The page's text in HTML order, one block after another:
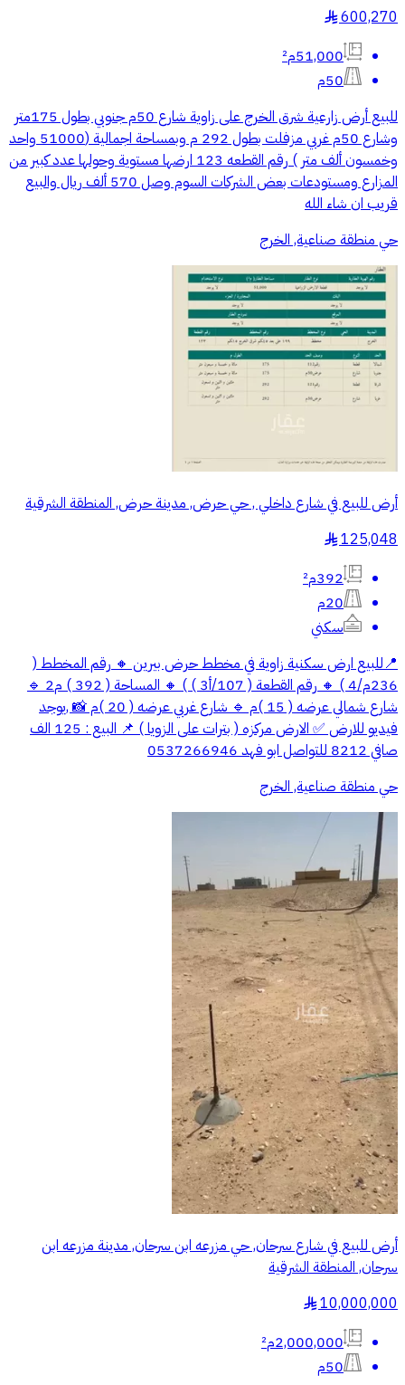
600,270
§
51,000م²
50م
للبيع أرض زارعية شرق الخرج على زاوية شارع 50م جنوبي بطول 175متر
وشارع 50م غربي مزفلت بطول 292 م وبمساحة اجمالية (51000 واحد
وخمسون ألف متر ) رقم القطعه 123 ارضها مستوية وحولها عدد كبير من
المزارع ومستودعات بعض الشركات السوم وصل 570 ألف ريال والبيع
قريب ان شاء الله
حي منطقة صناعية, الخرج
أرض للبيع في شارع داخلي , حي حرض, مدينة حرض, المنطقة الشرقية
125,048
§
392م²
20م
سكني
📍للبيع ارض سكنية زاوية في مخطط حرض بيرين 🔸 رقم المخطط (
236م/4 ) 🔸 رقم القطعة ( 107/أ3 ) ) 🔸 المساحة ( 392 ) م2 🔹
شارع شمالي عرضه ( 15 )م 🔹 شارع غربي عرضه ( 20 )م 📸 ,يوجد
فيديو للارض ✅️ الارض مركزه ( بترات على الزويا ) 📌 البيع : 125 الف
صافي 8212 للتواصل ابو فهد ‭0537266946
حي منطقة صناعية, الخرج
أرض للبيع في شارع سرحان, حي مزرعه ابن سرحان, مدينة مزرعه ابن
سرحان, المنطقة الشرقية
10,000,000
§
2,000,000م²
50م